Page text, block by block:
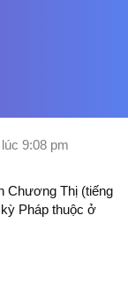
9:08 pm
Chương Thị (tiếng
Pháp thuộc ở